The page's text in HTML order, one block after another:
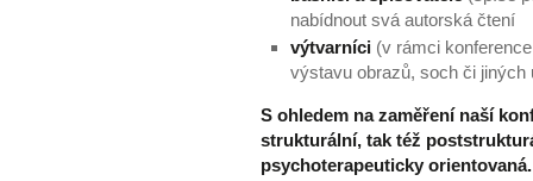
nabídnout svá autorská čtení
výtvarníci (v rámci
výstavu obrazů, soch či jiných
S ohledem na zaměření naší
strukturální, tak též
psychoterapeuticky